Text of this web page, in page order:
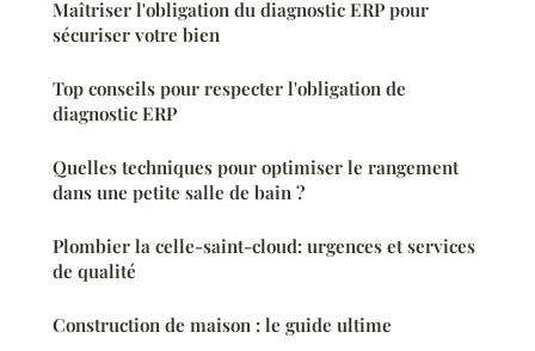
Maîtriser l'obligation du diagnostic ERP pour
sécuriser votre bien
Top conseils pour respecter l'obligation de
diagnostic ERP
Quelles techniques pour optimiser le rangement
dans une petite salle de bain ?
Plombier la celle-saint-cloud: urgences et services
de qualité
Construction de maison : le guide ultime